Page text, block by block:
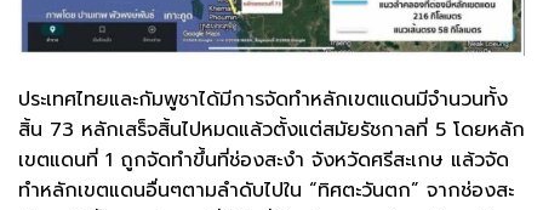
ประเทศไทยและกัมพูชาได้มีการจัดทำหลักเขตแดนมีจำนวนทั้ง
สิ้น 73 หลักเสร็จสิ้นไปหมดแล้วตั้งแต่สมัยรัชกาลที่ 5 โดยหลัก
เขตแดนที่ 1 ถูกจัดทำขึ้นที่ช่องสะงำ จังหวัดศรีสะเกษ แล้วจัด
ทำหลักเขตแดนอื่นๆตามลำดับไปใน “ทิศตะวันตก” จากช่องสะ